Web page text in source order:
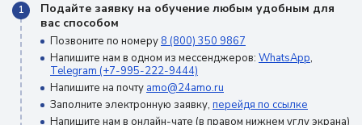
1
Подайте заявку на обучение любым удобным для
вас способом
Позвоните по номеру 8 (800) 350 9867
Напишите нам в одном из мессенджеров: WhatsApp,
Telegram (+7-995-222-9444)
Напишите на почту amo@24amo.ru
Заполните электронную заявку, перейдя по ссылке
Напишите нам в онлайн-чате (в правом нижнем углу экрана)